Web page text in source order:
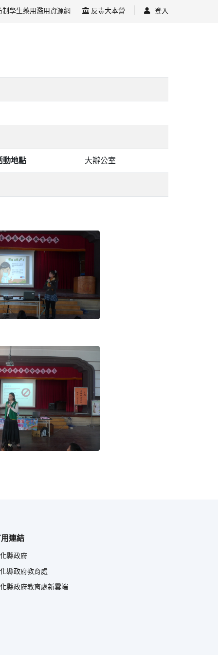
學生藥用濫用資源網 反毒大本營 登入
動地點 大辦公室
連結
縣政府
縣政府教育處
縣政府教育處新雲端